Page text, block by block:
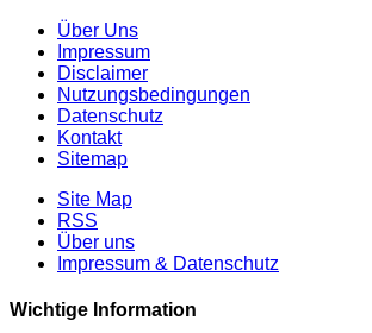
Über Uns
Impressum
Disclaimer
Nutzungsbedingungen
Datenschutz
Kontakt
Sitemap
Site Map
RSS
Über uns
Impressum & Datenschutz
Wichtige Information